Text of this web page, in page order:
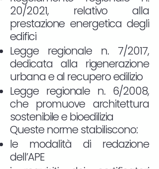
20/2021, relativo alla
prestazione energetica degli
edifici
Legge regionale n. 7/2017,
dedicata alla rigenerazione
urbana e al recupero edilizio
Legge regionale n. 6/2008,
che promuove architettura
sostenibile e bioedilizia
Queste norme stabiliscono:
le modalità di redazione
dell’APE